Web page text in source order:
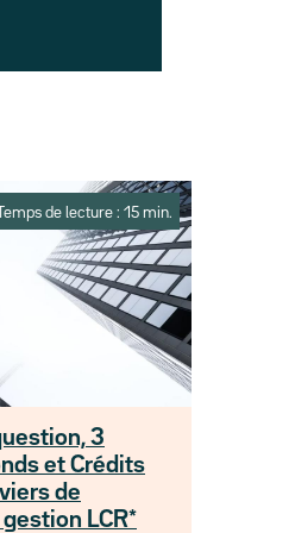
Temps de lecture : 15 min.
3
et Crédits
de
LCR*